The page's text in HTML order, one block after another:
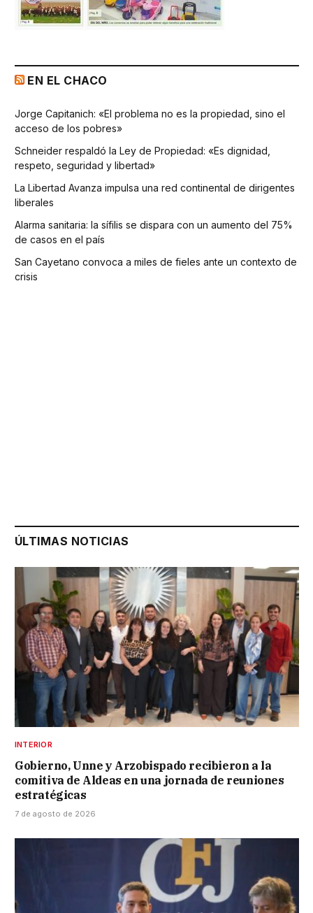
EN EL CHACO
Jorge Capitanich: «El problema no es la propiedad, sino el
acceso de los pobres»
Schneider respaldó la Ley de Propiedad: «Es dignidad,
respeto, seguridad y libertad»
La Libertad Avanza impulsa una red continental de dirigentes
liberales
Alarma sanitaria: la sífilis se dispara con un aumento del 75%
de casos en el país
San Cayetano convoca a miles de fieles ante un contexto de
crisis
ÚLTIMAS NOTICIAS
INTERIOR
Gobierno, Unne y Arzobispado recibieron a la
comitiva de Aldeas en una jornada de reuniones
estratégicas
7 de agosto de 2026